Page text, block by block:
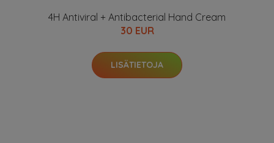
4H Antiviral + Antibacterial Hand Cream
30 EUR
LISÄTIETOJA